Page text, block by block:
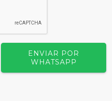
ENVIAR POR
WHATSAPP